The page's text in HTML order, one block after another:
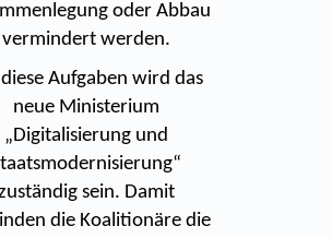
oder Abbau
vermindert werden.
Aufgaben wird das
neue Ministerium
„Digitalisierung und
sein. Damit
die Koalitionäre die